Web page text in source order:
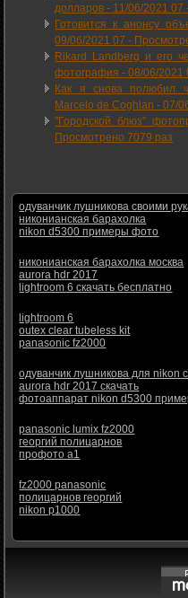
долларов - 11/06/2021 07
Готовится к анонсу
09/06/2021 07 -
Rikard Landberg и его
фотография -08/06/2021
Как я снова полюбил
Marcelo de Coghlan -07/
"Городской блюз"
Просмотрено 7079 раз
одуванчик лушникова своими
никонианская барахолка
nikon d5300 примеры фото
никонианская барахолка москва
aurora hdr 2017
lightroom 6 скачать бесплатно
lightroom 6
outex clear tubeless kit
panasonic fz2000
одуванчик лушникова для nikon
aurora hdr 2017 скачать
фотоаппарат nikon d5300
panasonic lumix fz2000
георгий полицарнов
профото а1
fz2000 panasonic
полицарнов георгий
nikon p1000